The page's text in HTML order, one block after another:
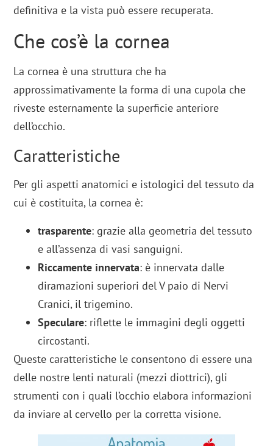
definitiva e la vista può essere recuperata.
Che cos’è la cornea
La cornea è una struttura che ha
approssimativamente la forma di una cupola che
riveste esternamente la superficie anteriore
dell’occhio.
Caratteristiche
Per gli aspetti anatomici e istologici del tessuto da
cui è costituita, la cornea è:
trasparente: grazie alla geometria del tessuto
e all’assenza di vasi sanguigni.
Riccamente innervata: è innervata dalle
diramazioni superiori del V paio di Nervi
Cranici, il trigemino.
Speculare: riflette le immagini degli oggetti
circostanti.
Queste caratteristiche le consentono di essere una
delle nostre lenti naturali (mezzi diottrici), gli
strumenti con i quali l’occhio elabora informazioni
da inviare al cervello per la corretta visione.